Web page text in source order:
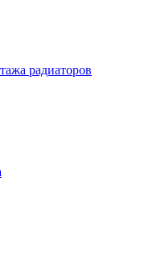
радиаторов